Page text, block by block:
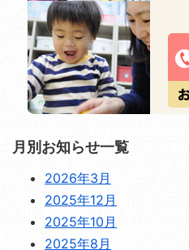
月別お知らせ一覧
2026年3月
2025年12月
2025年10月
2025年8月